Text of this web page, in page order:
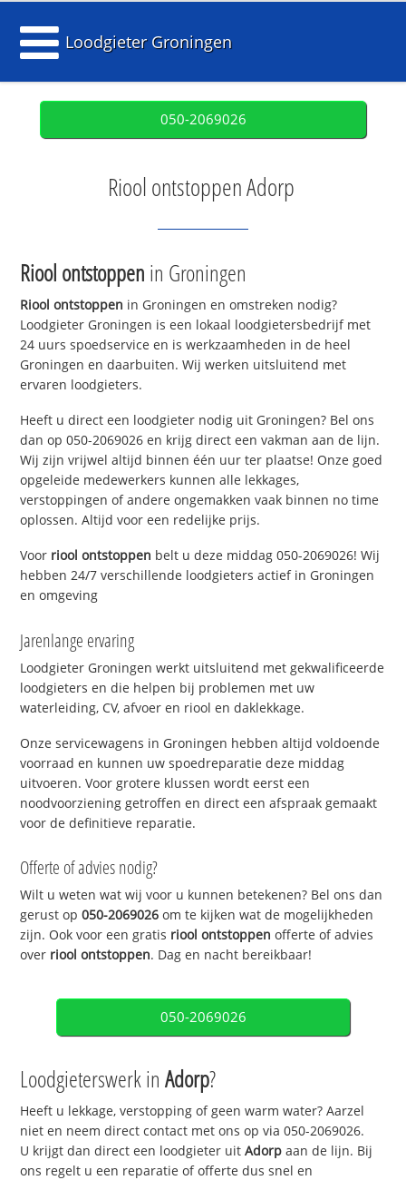
Loodgieter Groningen
050-2069026
Riool ontstoppen Adorp
Riool ontstoppen in Groningen
Riool ontstoppen in Groningen en omstreken nodig?
Loodgieter Groningen is een lokaal loodgietersbedrijf met
24 uurs spoedservice en is werkzaamheden in de heel
Groningen en daarbuiten. Wij werken uitsluitend met
ervaren loodgieters.
Heeft u direct een loodgieter nodig uit Groningen? Bel ons
dan op 050-2069026 en krijg direct een vakman aan de lijn.
Wij zijn vrijwel altijd binnen één uur ter plaatse! Onze goed
opgeleide medewerkers kunnen alle lekkages,
verstoppingen of andere ongemakken vaak binnen no time
oplossen. Altijd voor een redelijke prijs.
Voor riool ontstoppen belt u deze middag 050-2069026! Wij
hebben 24/7 verschillende loodgieters actief in Groningen
en omgeving
Jarenlange ervaring
Loodgieter Groningen werkt uitsluitend met gekwalificeerde
loodgieters en die helpen bij problemen met uw
waterleiding, CV, afvoer en riool en daklekkage.
Onze servicewagens in Groningen hebben altijd voldoende
voorraad en kunnen uw spoedreparatie deze middag
uitvoeren. Voor grotere klussen wordt eerst een
noodvoorziening getroffen en direct een afspraak gemaakt
voor de definitieve reparatie.
Offerte of advies nodig?
Wilt u weten wat wij voor u kunnen betekenen? Bel ons dan
gerust op050-2069026 om te kijken wat de mogelijkheden
zijn. Ook voor een gratis riool ontstoppen offerte of advies
over riool ontstoppen. Dag en nacht bereikbaar!
050-2069026
Loodgieterswerk inAdorp?
Heeft u lekkage, verstopping of geen warm water? Aarzel
niet en neem direct contact met ons op via 050-2069026.
U krijgt dan direct een loodgieter uitAdorp aan de lijn. Bij
ons regelt u een reparatie of offerte dus snel en